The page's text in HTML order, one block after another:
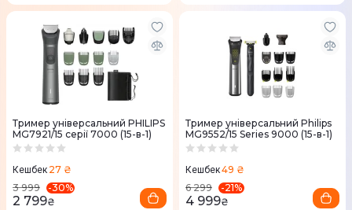
Тример універсальний PHILIPS
MG7921/15 серії 7000 (15-в-1)
Кешбек 27 ₴
3 999
-30%
2 799₴
Тример універсальний Philips
MG9552/15 Series 9000 (15-в-1)
Кешбек49 ₴
6 299
-21%
4 999₴